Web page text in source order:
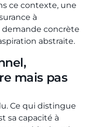
ce contexte, une
à
demande concrète
abstraite.
mais pas
Ce qui distingue
sa capacité à